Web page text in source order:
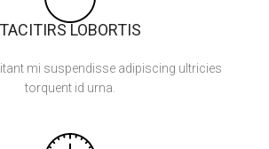
TACITIRS LOBORTIS
mi suspendisse adipiscing ultricies
torquent id urna.